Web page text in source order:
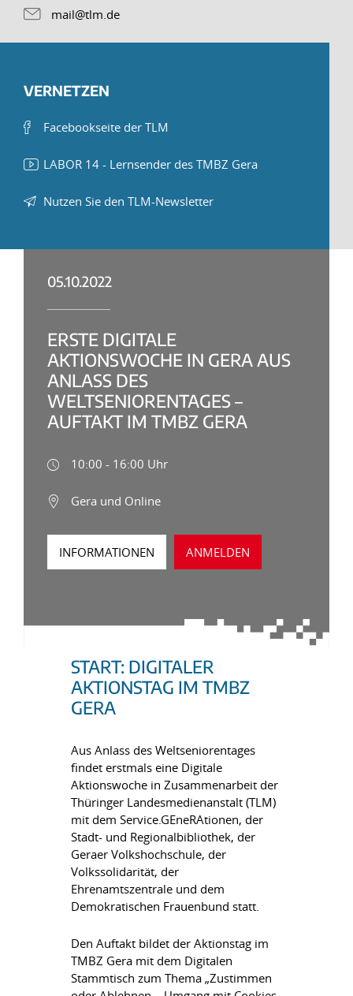
mail@tlm.de
VERNETZEN
Facebookseite der TLM
LABOR 14 - Lernsender des TMBZ Gera
Nutzen Sie den TLM-Newsletter
05.10.2022
ERSTE DIGITALE
AKTIONSWOCHE IN GERA AUS
ANLASS DES
WELTSENIORENTAGES –
AUFTAKT IM TMBZ GERA
10:00 - 16:00 Uhr
Gera und Online
INFORMATIONEN ANMELDEN
START: DIGITALER
AKTIONSTAG IM TMBZ
GERA
Aus Anlass des Weltseniorentages
findet erstmals eine Digitale
Aktionswoche in Zusammenarbeit der
Thüringer Landesmedienanstalt (TLM)
mit dem Service.GEneRAtionen, der
Stadt- und Regionalbibliothek, der
Geraer Volkshochschule, der
Volkssolidarität, der
Ehrenamtszentrale und dem
Demokratischen Frauenbund statt.
Den Auftakt bildet der Aktionstag im
TMBZ Gera mit dem Digitalen
Stammtisch zum Thema „Zustimmen